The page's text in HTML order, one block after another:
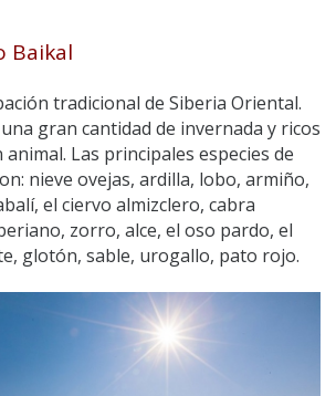
Baikal
tradicional de Siberia Oriental.
gran cantidad de invernada y ricos
Las principales especies de
nieve ovejas, ardilla, lobo, armiño,
el ciervo almizclero, cabra
zorro, alce, el oso pardo, el
glotón, sable, urogallo, pato rojo.